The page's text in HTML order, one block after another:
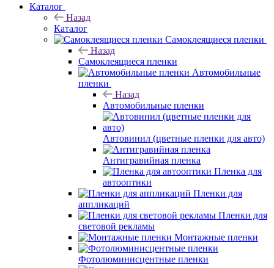
Каталог
Назад
Каталог
Самоклеящиеся пленки
Назад
Самоклеящиеся пленки
Автомобильные
пленки
Назад
Автомобильные пленки
Автовинил (цветные пленки для авто)
Антигравийная пленка
Пленка для
автооптики
Пленки для
аппликаций
Пленки для
световой рекламы
Монтажные пленки
Фотолюминисцентные пленки